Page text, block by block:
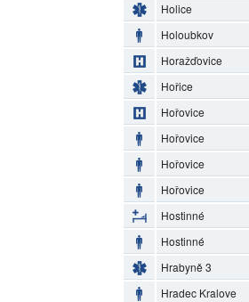
Holice
Holoubkov
Horažďovice
Hořice
Hořovice
Hořovice
Hořovice
Hořovice
Hostinné
Hostinné
Hrabyně 3
Hradec Kralove